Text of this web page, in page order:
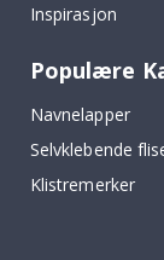
Inspirasjon
Populære
Navnelapper
Selvklebende
Klistremerker